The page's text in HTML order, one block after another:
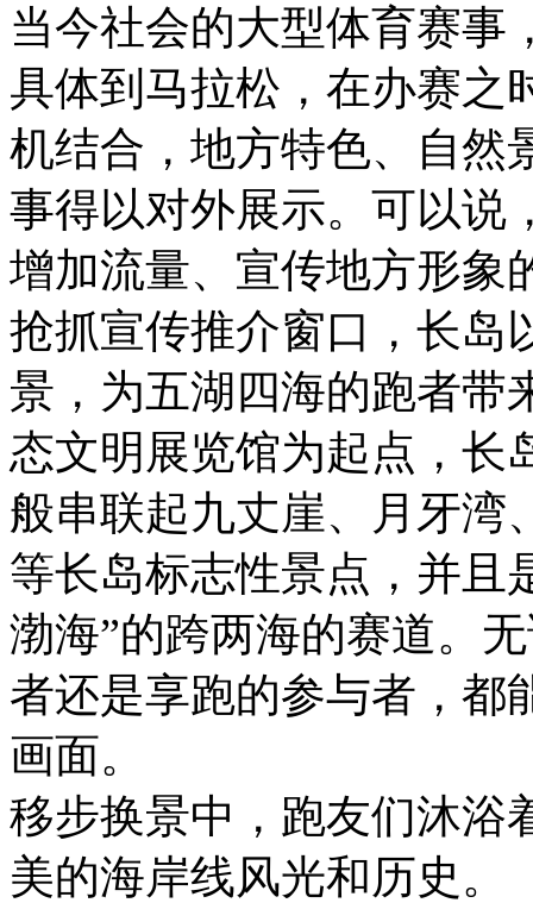
当今社会的大型体育赛事
具体到马拉松，在办赛之
机结合，地方特色、自然
事得以对外展示。可以说
增加流量、宣传地方形象
抢抓宣传推介窗口，长岛
景，为五湖四海的跑者带
态文明展览馆为起点，长
般串联起九丈崖、月牙湾
等长岛标志性景点，并且
渤海”的跨两海的赛道。
者还是享跑的参与者，都
画面。
移步换景中，跑友们沐浴
美的海岸线风光和历史。